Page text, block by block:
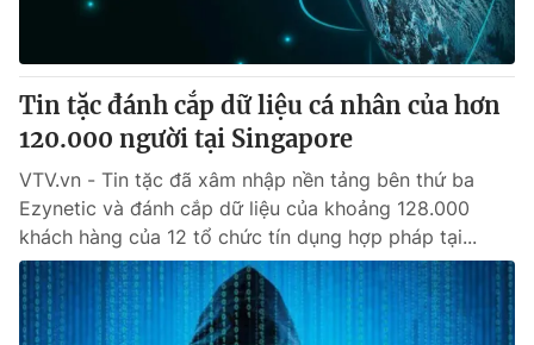
Tin tặc đánh cắp dữ liệu cá nhân của hơn
120.000 người tại Singapore
VTV.vn - Tin tặc đã xâm nhập nền tảng bên thứ ba
Ezynetic và đánh cắp dữ liệu của khoảng 128.000
khách hàng của 12 tổ chức tín dụng hợp pháp tại...